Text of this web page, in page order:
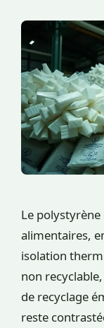
Le
alimentaires,
isolation
non
de recyclage
reste